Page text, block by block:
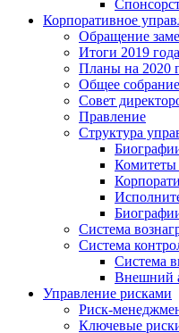
Корпоративное
Обращение
Итоги 2019 года
Планы на 2020
Общее
Совет
Правление
Структура
Комитеты
Система
Система
Система
Внешний
Управление рисками
Риск-
Ключевые